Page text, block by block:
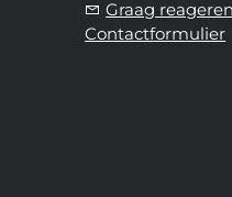
Graag
Contactformulier